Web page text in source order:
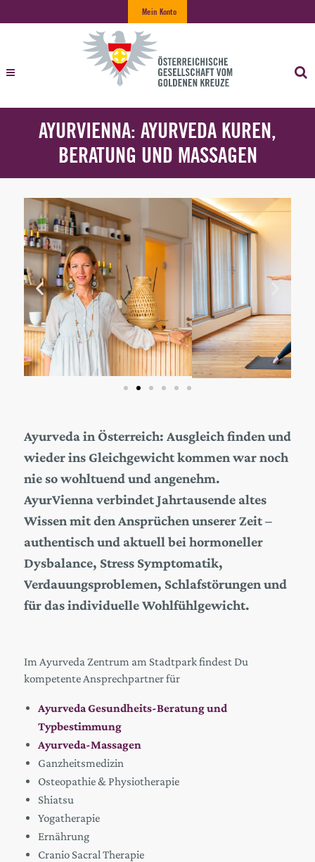
Mein Konto
AYURVIENNA: AYURVEDA KUREN,
BERATUNG UND MASSAGEN
Ayurveda in Österreich: Ausgleich finden und
wieder ins Gleichgewicht kommen war noch
nie so wohltuend und angenehm.
AyurVienna verbindet Jahrtausende altes
Wissen mit den Ansprüchen unserer Zeit –
authentisch und aktuell bei hormoneller
Dysbalance, Stress Symptomatik,
Verdauungsproblemen, Schlafstörungen und
für das individuelle Wohlfühlgewicht.
Im Ayurveda Zentrum am Stadtpark findest Du
kompetente Ansprechpartner für
Ayurveda Gesundheits-Beratung und
Typbestimmung
Ayurveda-Massagen
Ganzheitsmedizin
Osteopathie & Physiotherapie
Shiatsu
Yogatherapie
Ernährung
Cranio Sacral Therapie